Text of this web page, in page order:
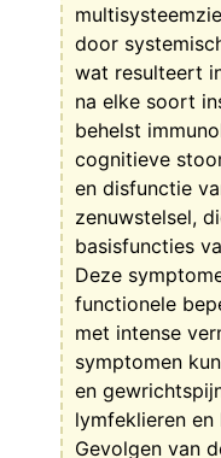
door
wat resulteert
na elke soort
behelst
cognitieve
en disfunctie
zenuwstelsel,
basisfuncties
Deze
functionele
met intense
symptomen
en
lymfeklieren
Gevolgen van